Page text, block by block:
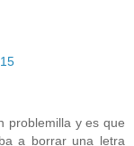
problemilla y es que
a borrar una letra